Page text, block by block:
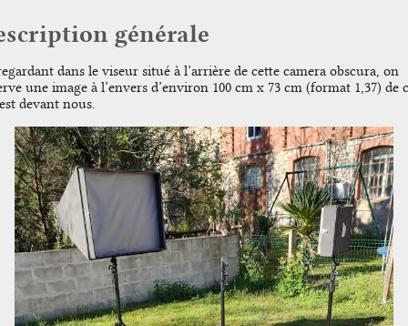
générale
dans le viseur situé à l’arrière de cette camera obscura, on
une image à l’envers d’environ 100 cm x 73 cm (format 1,37) de
devant nous.